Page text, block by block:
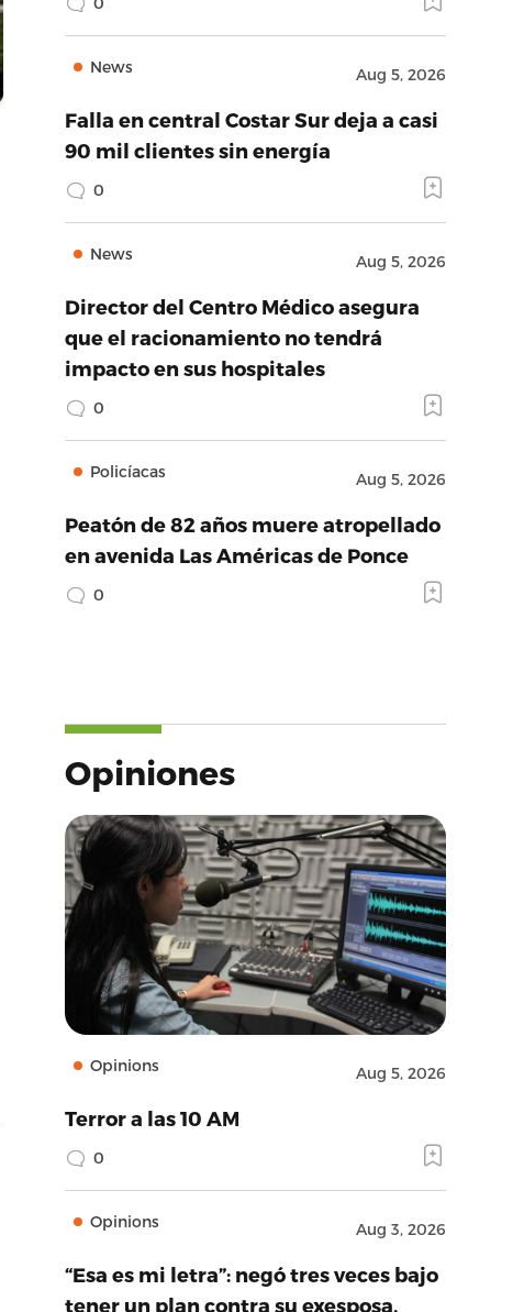
News Aug 5, 2026
Falla en central Costar Sur deja a casi
90 mil clientes sin energía
0
News Aug 5, 2026
Director del Centro Médico asegura
que el racionamiento no tendrá
impacto en sus hospitales
0
Policíacas Aug 5, 2026
Peatón de 82 años muere atropellado
en avenida Las Américas de Ponce
0
Opiniones
Opinions Aug 5, 2026
Terror a las 10 AM
0
Opinions Aug 3, 2026
“Esa es mi letra”: negó tres veces bajo
tener un plan contra su exesposa,